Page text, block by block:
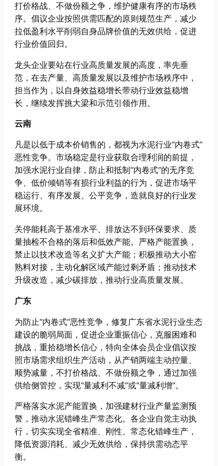
打价格战、不做份额之争，维护健康有序的市场秩
序。倡议企业按照供需匹配的原则规范生产，减少
拉低盈利水平削弱自身品牌价值的无效供给，促进
行业价值回归。
龙头企业要站在行业高质量发展的高度，率先垂
范，在去产量、高质量发展以及维护市场秩序中，
担当作为，以自身效益稳增长带动行业效益稳增
长，继续发挥挑大梁和示范引领作用。
云南
凡是以低于成本价销售的，都视为水泥行业“内卷式”
恶性竞争。市场稳定是行业获取合理利润的前提，
加强水泥行业自律，防止和抵制“内卷式”的无序竞
争、低价倾销等有损行业利益的行为，促进市场平
稳运行、有序发展、公平竞争，造就良好的行业发
展环境。
关停能耗高于基准水平、排放达不到环保要求、质
量抽检不合格的落后和低效产能。严格产能置换，
禁止以技术改造等名义扩大产能；积极推动大小窑
熟料对接，主动化解区域产能过剩矛盾；推动技术
升级改造，减少碳排放，推动行业高质量发展。
广东
为防止“内卷式”恶性竞争，修复广东省水泥行业生态
建设的脆弱局面，促进企业重振信心，克服困难和
挑战，重拾稳增长信心，特向全体会员企业倡议按
照市场需求组织生产活动，从产销两端主动控量、
顺势减量，不打价格战、不做份额之争，通过加强
供给侧管控，实现“量减利不减”或“量减利增”。
严格落实水泥产能置换，加强建材行业产量监测预
警，推动水泥错峰生产常态化。各企业自觉主动执
行，切实实现全省精准、刚性、常态化错峰生产，
降低资源消耗、减少无效供给，保持供需动态平
衡。